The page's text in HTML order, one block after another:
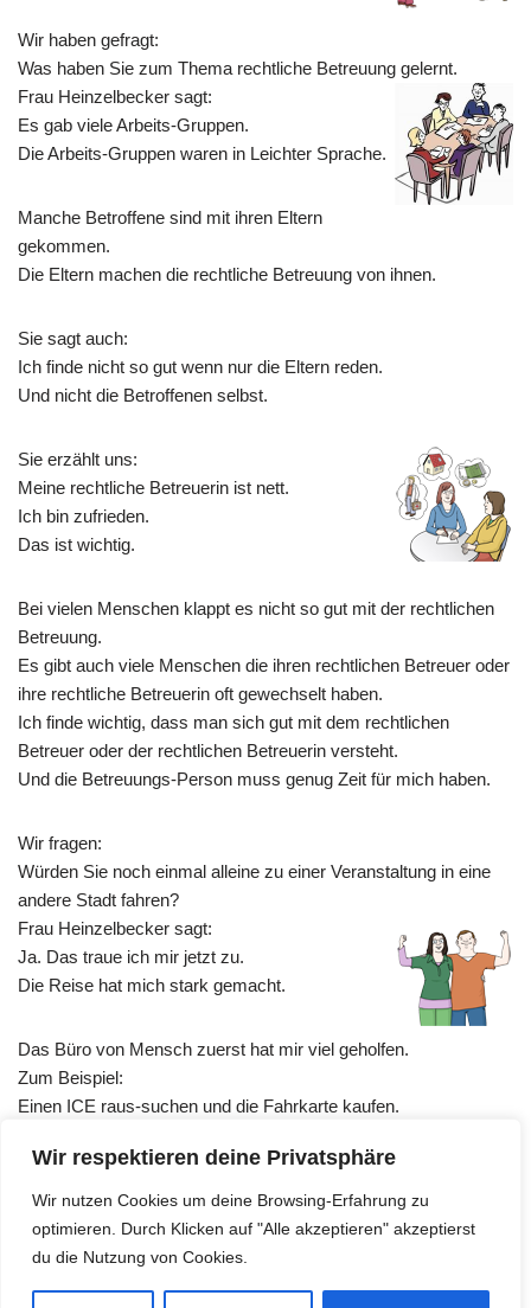
Wir respektieren deine Privatsphäre
Wir nutzen Cookies um deine Browsing-Erfahrung zu
optimieren. Durch Klicken auf "Alle akzeptieren" akzeptierst
du die Nutzung von Cookies.
Wir haben gefragt:
Was haben Sie zum Thema rechtliche Betreuung gelernt.
Frau Heinzelbecker sagt:
Es gab viele Arbeits-Gruppen.
Die Arbeits-Gruppen waren in Leichter Sprache.
Manche Betroffene sind mit ihren Eltern
gekommen.
Die Eltern machen die rechtliche Betreuung von ihnen.
Sie sagt auch:
Ich finde nicht so gut wenn nur die Eltern reden.
Und nicht die Betroffenen selbst.
Sie erzählt uns:
Meine rechtliche Betreuerin ist nett.
Ich bin zufrieden.
Das ist wichtig.
Bei vielen Menschen klappt es nicht so gut mit der rechtlichen
Betreuung.
Es gibt auch viele Menschen die ihren rechtlichen Betreuer oder
ihre rechtliche Betreuerin oft gewechselt haben.
Ich finde wichtig, dass man sich gut mit dem rechtlichen
Betreuer oder der rechtlichen Betreuerin versteht.
Und die Betreuungs-Person muss genug Zeit für mich haben.
Wir fragen:
Würden Sie noch einmal alleine zu einer Veranstaltung in eine
andere Stadt fahren?
Frau Heinzelbecker sagt:
Ja. Das traue ich mir jetzt zu.
Die Reise hat mich stark gemacht.
Das Büro von Mensch zuerst hat mir viel geholfen.
Zum Beispiel:
Einen ICE raus-suchen und die Fahrkarte kaufen.
Mir eine Weg-Beschreibung geben.